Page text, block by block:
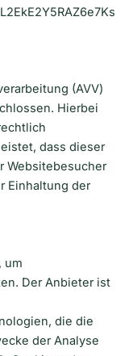
(AVV)
Hierbei
dass dieser
Websitebesucher
Einhaltung der
um
Der Anbieter ist
die die
der Analyse